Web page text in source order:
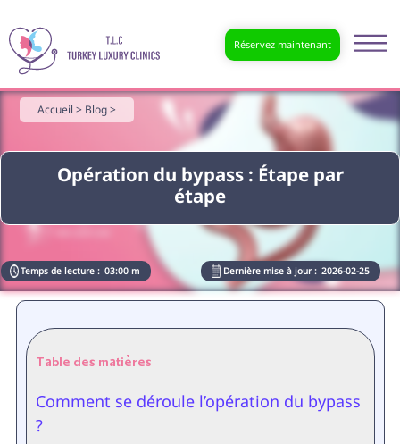
Réservez maintenant
Opération du bypass : Étape par
étape
Accueil > Blog >
Temps de lecture : 03:00 m Dernière mise à jour : 2026-02-25
Table des matières
Comment se déroule l’opération du bypass
?